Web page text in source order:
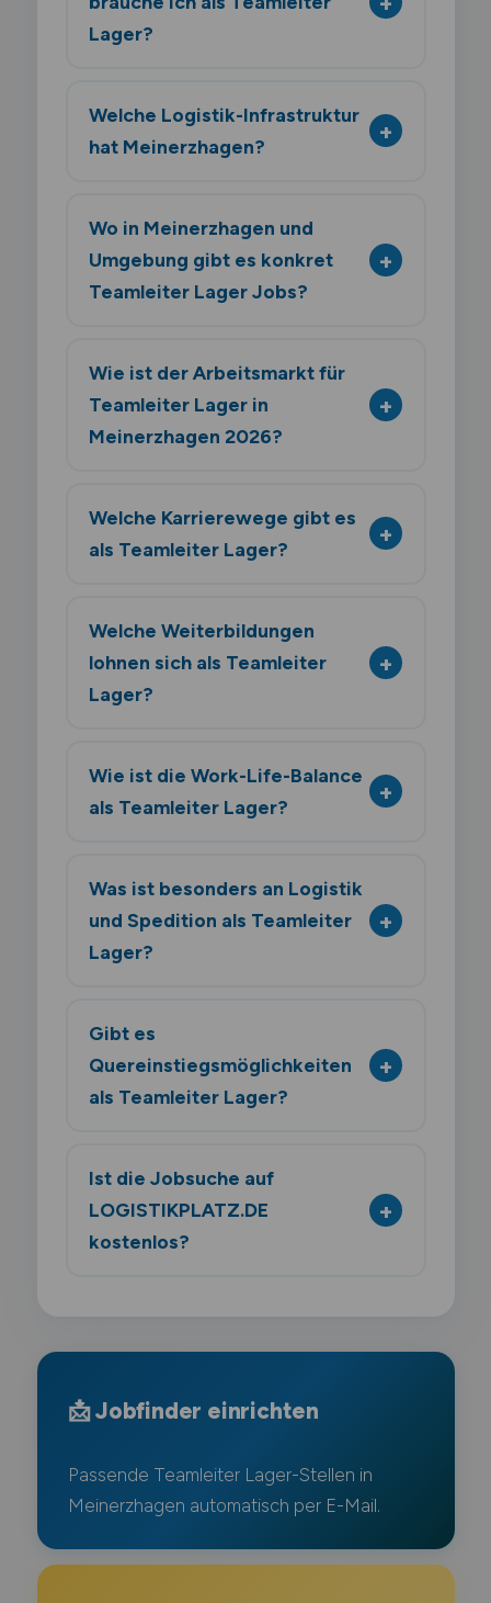
Lager?
Welche Logistik-Infrastruktur
hat Meinerzhagen?
Wo in Meinerzhagen und
Umgebung gibt es konkret
Teamleiter Lager Jobs?
Wie ist der Arbeitsmarkt für
Teamleiter Lager in
Meinerzhagen 2026?
Welche Karrierewege gibt es
als Teamleiter Lager?
Welche Weiterbildungen
lohnen sich als Teamleiter
Lager?
Wie ist die Work-Life-Balance
als Teamleiter Lager?
Was ist besonders an Logistik
und Spedition als Teamleiter
Lager?
Gibt es
Quereinstiegsmöglichkeiten
als Teamleiter Lager?
Ist die Jobsuche auf
LOGISTIKPLATZ.DE
kostenlos?
📩 Jobfinder einrichten
Passende Teamleiter Lager-Stellen in
Meinerzhagen automatisch per E-Mail.